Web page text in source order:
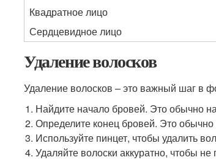
Квадратное лицо
Сердцевидное лицо
Удаление волосков
Удаление волосков – это важный шаг в
Найдите начало бровей. Это обычно
Определите конец бровей. Это обычно
Используйте пинцет, чтобы удалить
Удаляйте волоски аккуратно, чтобы не